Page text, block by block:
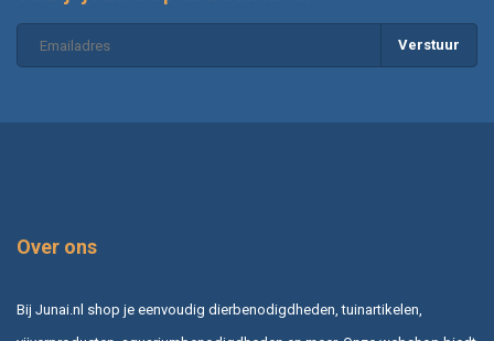
Verstuur
Over ons
Bij Junai.nl shop je eenvoudig dierbenodigdheden, tuinartikelen,